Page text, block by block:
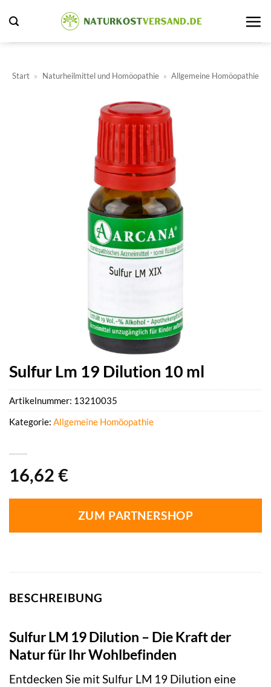
Inhalt
springen
Start » Naturheilmittel und Homöopathie » Allgemeine Homöopathie
Sulfur Lm 19 Dilution 10 ml
16,62 €
ZUM PARTNERSHOP
Artikelnummer: 13210035
Kategorie: Allgemeine Homöopathie
BESCHREIBUNG
Sulfur LM 19 Dilution – Die Kraft der
Natur für Ihr Wohlbefinden
Entdecken Sie mit Sulfur LM 19 Dilution eine